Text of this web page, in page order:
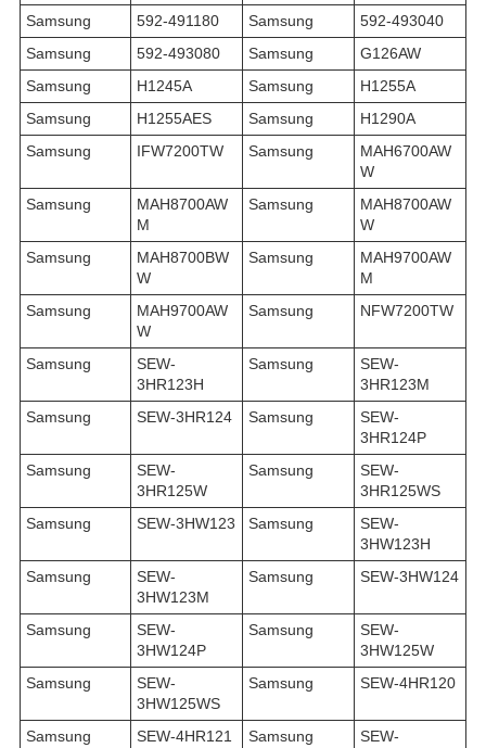
Samsung
592-491180 Samsung
592-493040
Samsung
592-493080 Samsung
G126AW
Samsung
H1245A Samsung
H1255A
Samsung
H1255AES Samsung
H1290A
Samsung
IFW7200TW Samsung
MAH6700AW
W
Samsung
MAH8700AW
M
Samsung
MAH8700AW
W
Samsung
MAH8700BW
W
Samsung
MAH9700AW
M
Samsung
MAH9700AW
W
Samsung NFW7200TW
Samsung
SEW-
3HR123H
Samsung
SEW-
3HR123M
Samsung
SEW-3HR124 Samsung
SEW-
3HR124P
Samsung
SEW-
3HR125W
Samsung
SEW-
3HR125WS
Samsung
SEW-3HW123 Samsung
SEW-
3HW123H
Samsung
SEW-
3HW123M
Samsung SEW-3HW124
Samsung
SEW-
3HW124P
Samsung
SEW-
3HW125W
Samsung
SEW-
3HW125WS
Samsung SEW-4HR120
Samsung SEW-4HR121 Samsung
SEW-